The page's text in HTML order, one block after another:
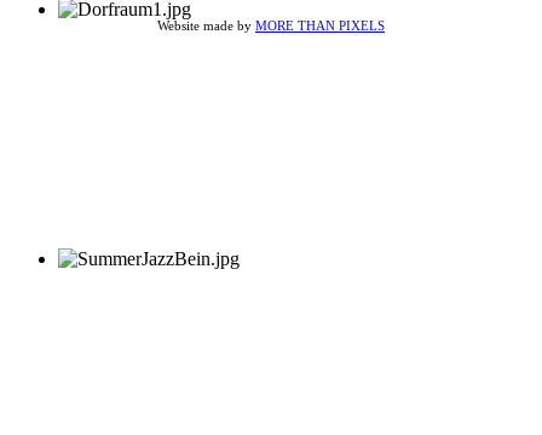
Website made by MORE THAN PIXELS